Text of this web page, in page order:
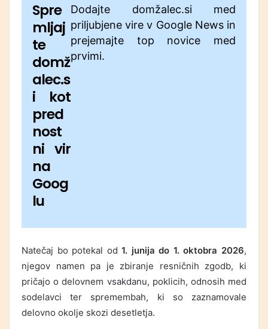
Spre
mljaj
te
domž
alec.s
i kot
pred
nost
ni vir
na
Goog
lu
Dodajte domžalec.si med
priljubjene vire v Google News in
prejemajte top novice med
prvimi.
Natečaj bo potekal od1. junija do 1. oktobra 2026,
njegov namen pa je zbiranje resničnih zgodb, ki
pričajo o delovnem vsakdanu, poklicih, odnosih med
sodelavci ter spremembah, ki so zaznamovale
delovno okolje skozi desetletja.